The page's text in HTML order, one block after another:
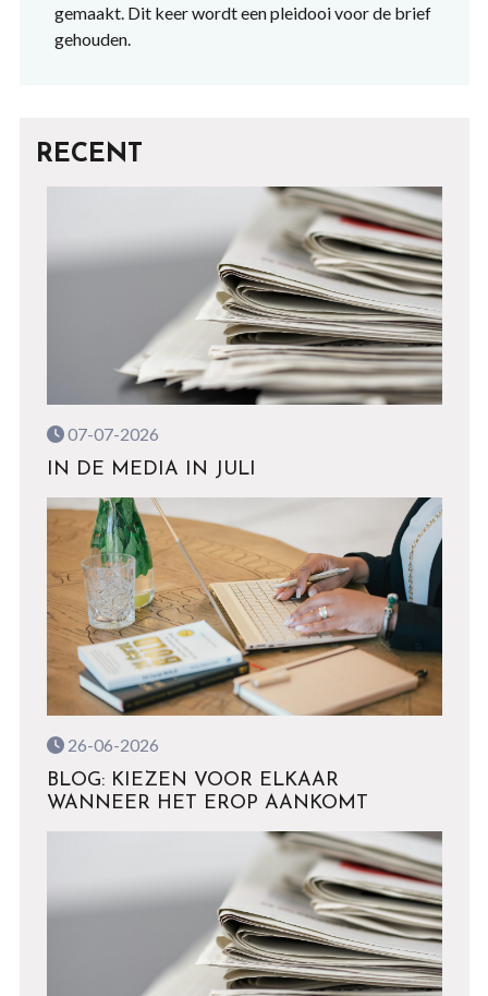
gemaakt. Dit keer wordt een pleidooi voor de brief
gehouden.
RECENT
07-07-2026
IN DE MEDIA IN JULI
26-06-2026
BLOG: KIEZEN VOOR ELKAAR
WANNEER HET EROP AANKOMT